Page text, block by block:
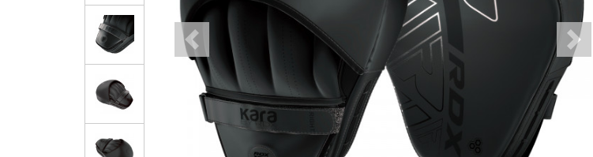
Previous Next